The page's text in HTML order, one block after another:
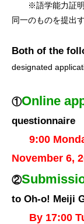
※語学能力証
同一のものを提出
Both of the
designated
①Online
questionnaire
9:00
November 6,
②
to Oh-o! Meiji
By 17:00